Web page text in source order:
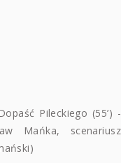
Pileckiego (55’) -
Mańka, scenariusz